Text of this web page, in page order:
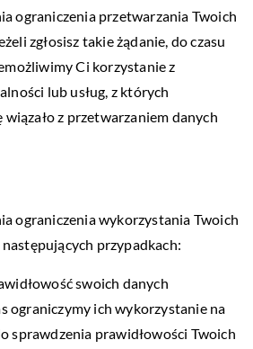
ograniczenia przetwarzania Twoich
zgłosisz takie żądanie, do czasu
Ci korzystanie z
lub usług, z których
z przetwarzaniem danych
ograniczenia wykorzystania Twoich
przypadkach:
swoich danych
ograniczymy ich wykorzystanie na
sprawdzenia prawidłowości Twoich